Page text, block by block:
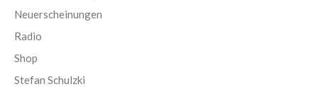
Neuerscheinungen
Radio
Shop
Stefan Schulzki